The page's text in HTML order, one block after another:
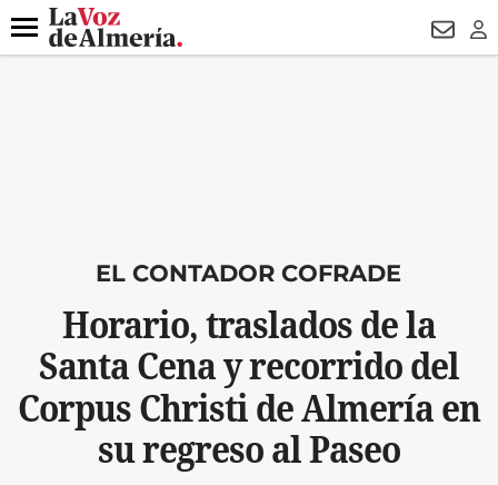
DESTACADO TURISMO
Menú
EL CONTADOR COFRADE
Horario, traslados de la
Santa Cena y recorrido del
Corpus Christi de Almería en
su regreso al Paseo